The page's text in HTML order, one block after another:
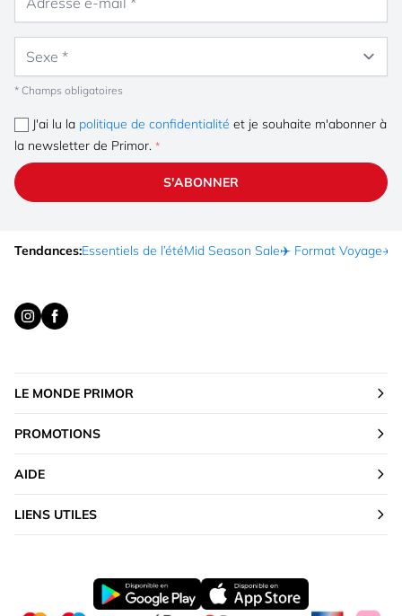
* Champs obligatoires
J'ai lu la politique de confidentialité et je souhaite m'abonner à
la newsletter de Primor.
S'ABONNER
Tendances:Essentiels de l’étéMid Season Sale✈️ Format Voyage☀️
LE MONDE PRIMOR
PROMOTIONS
AIDE
LIENS UTILES